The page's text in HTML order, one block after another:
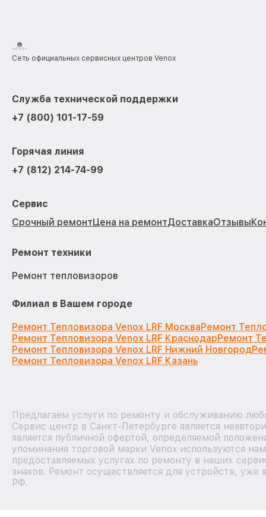
Сеть официальных сервисных центров Venox
Служба технической поддержки
+7 (800) 101-17-59
Горячая линия
+7 (812) 214-74-99
Сервис
Срочный ремонтЦена на ремонтДоставкаОтзывы
Ремонт техники
Ремонт тепловизоров
Филиал в Вашем городе
Ремонт Тепловизора Venox LRF МоскваРемонт
Ремонт Тепловизора Venox LRF КраснодарРемонт
Ремонт Тепловизора Venox LRF Нижний Новгород
Ремонт Тепловизора Venox LRF Казань
Предлагаем услуги по ремонту и обслуживанию
Сервис центр в Санкт-Петербурге является
является публичной офертой, определяемой
упоминания торговой марки Venox используются
предоставляемых услугах по ремонту в наших
знаков. Ремонт осуществляется для устройств,
РФ.